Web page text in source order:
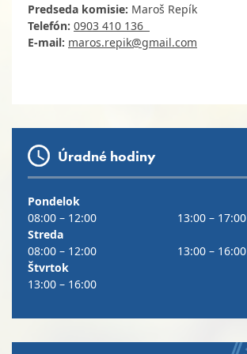
Predseda komisie: Maroš Repík
Telefón: 0903 410 136
E-mail: maros.repik@gmail.com
Úradné hodiny
Pondelok
08:00 – 12:00
13:00 – 17:00
Streda
08:00 – 12:00
13:00 – 16:00
Štvrtok
13:00 – 16:00